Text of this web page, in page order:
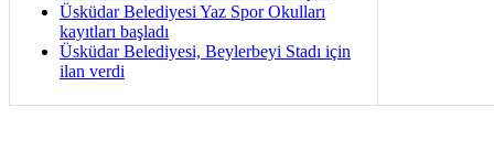
Üsküdar Belediyesi Yaz Spor Okulları
kayıtları başladı
Üsküdar Belediyesi, Beylerbeyi Stadı için
ilan verdi